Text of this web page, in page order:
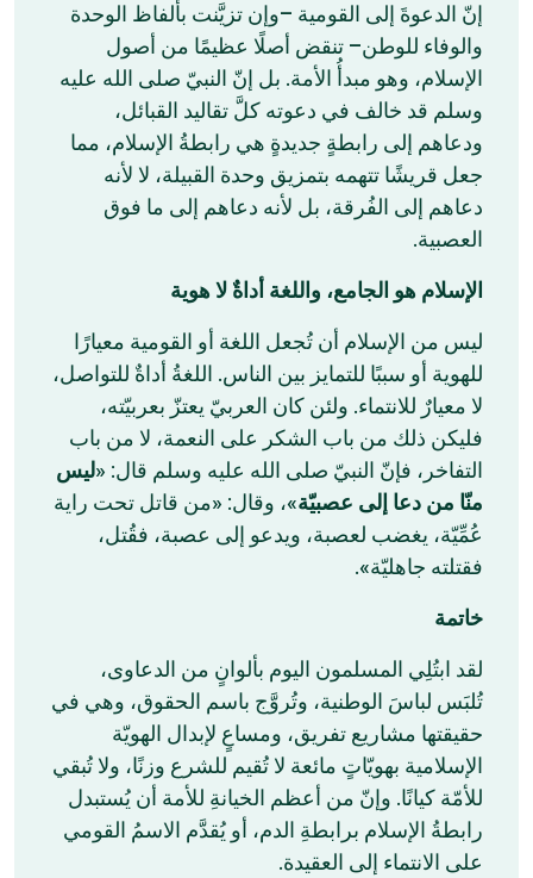
إنّ الدعوةَ إلى القومية –وإن تزيَّنت بألفاظ الوحدة
والوفاء للوطن– تنقض أصلًا عظيمًا من أصول
الإسلام، وهو مبدأُ الأمة. بل إنّ النبيّ صلى الله عليه
وسلم قد خالف في دعوته كلَّ تقاليد القبائل،
ودعاهم إلى رابطةٍ جديدةٍ هي رابطةُ الإسلام، مما
جعل قريشًا تتهمه بتمزيق وحدة القبيلة، لا لأنه
دعاهم إلى الفُرقة، بل لأنه دعاهم إلى ما فوق
العصبية.
الإسلام هو الجامع، واللغة أداةٌ لا هوية
ليس من الإسلام أن تُجعل اللغة أو القومية معيارًا
للهوية أو سببًا للتمايز بين الناس. اللغةُ أداةٌ للتواصل،
لا معيارٌ للانتماء. ولئن كان العربيّ يعتزّ بعربيّته،
فليكن ذلك من باب الشكر على النعمة، لا من باب
التفاخر، فإنّ النبيّ صلى الله عليه وسلم قال: «ليس
منّا من دعا إلى عصبيّة»، وقال: «من قاتل تحت راية
عُمِّيّة، يغضب لعصبة، ويدعو إلى عصبة، فقُتل،
فقتلته جاهليّة».
خاتمة
لقد ابتُلِي المسلمون اليوم بألوانٍ من الدعاوى،
تُلبَس لباسَ الوطنية، وتُروَّج باسم الحقوق، وهي في
حقيقتها مشاريع تفريق، ومساعٍ لإبدال الهويّة
الإسلامية بهويّاتٍ مائعة لا تُقيم للشرع وزنًا، ولا تُبقي
للأمّة كيانًا. وإنّ من أعظم الخيانةِ للأمة أن يُستبدل
رابطةُ الإسلام برابطةِ الدم، أو يُقدَّم الاسمُ القومي
على الانتماء إلى العقيدة.